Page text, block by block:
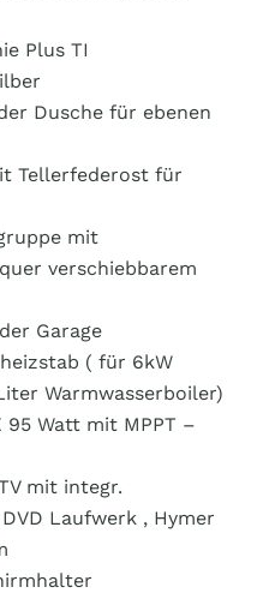
Plus TI
Dusche für ebenen
Tellerfederost für
mit
verschiebbarem
Garage
( für 6kW
Warmwasserboiler)
95 Watt mit MPPT –
mit integr.
Laufwerk , Hymer